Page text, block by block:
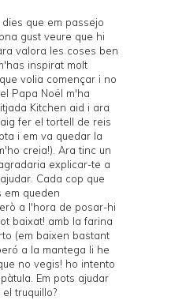
que em passejo
gust veure que hi
valora les coses ben
inspirat molt
volia començar i no
Papa Noël m'ha
Kitchen aid i ara
fer el tortell de reis
i em va quedar la
creia!). Ara tinc un
explicar-te a
Cada cop que
em queden
a l'hora de posar-hi
baixat! amb la farina
(em baixen bastant
a la mantega li he
no vegis! ho intento
Em pots ajudar
el truquillo?